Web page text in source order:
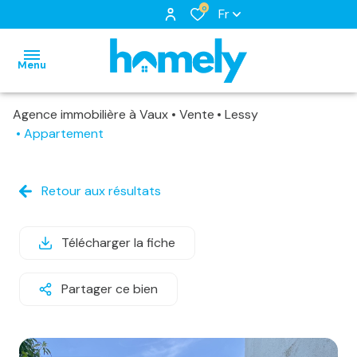
0 Fr
Menu
accueil
biens
locations
à
loués
vendus
estimation
équipe
Agence immobilière à Vaux Vente
Lessy
Appartement
Retour aux résultats
Télécharger la fiche
Partager ce bien